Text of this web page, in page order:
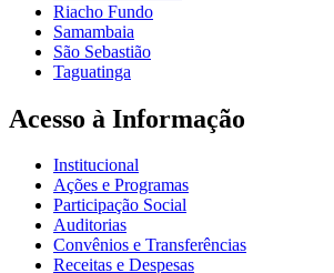
Riacho Fundo
Samambaia
São Sebastião
Taguatinga
Acesso à Informação
Institucional
Ações e Programas
Participação Social
Auditorias
Convênios e Transferências
Receitas e Despesas